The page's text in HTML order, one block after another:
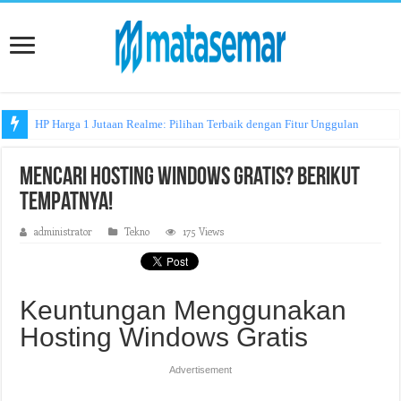
HP Harga 1 Jutaan Realme: Pilihan Terbaik dengan Fitur Unggulan
Mencari Hosting Windows Gratis? Berikut
Tempatnya!
administrator Tekno 175 Views
Keuntungan Menggunakan
Hosting Windows Gratis
Advertisement